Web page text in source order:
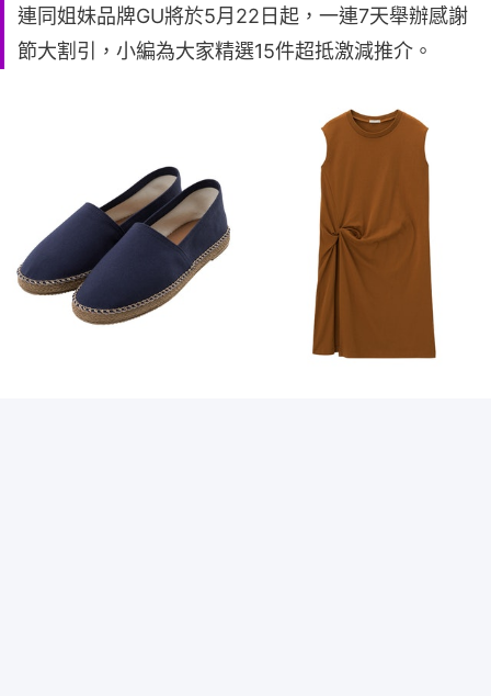
連同姐妹品牌GU將於5月22日起，一連7天舉辦感謝
節大割引，小編為大家精選15件超抵激減推介。